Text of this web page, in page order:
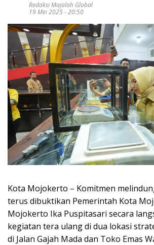
Redaksi Majalah Global
19 Mei 2025 - 20:50
Kota Mojokerto – Komitmen
terus dibuktikan Pemerintah Kota
Mojokerto Ika Puspitasari secara
kegiatan tera ulang di dua lokasi
di Jalan Gajah Mada dan Toko Emas